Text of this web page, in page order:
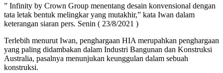
” Infinity by Crown Group menentang desain konvensional dengan
tata letak bentuk melingkar yang mutakhir,” kata Iwan dalam
keterangan siaran pers. Senin ( 23/8/2021 )
Terlebih menurut Iwan, penghargaan HIA merupahkan penghargaan
yang paling didambakan dalam Industri Bangunan dan Konstruksi
Australia, pasalnya menunjukan keunggulan dalam sebuah
konstruksi.